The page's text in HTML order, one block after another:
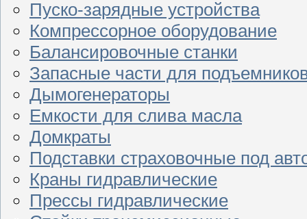
Пуско-зарядные устройства
Компрессорное оборудование
Балансировочные станки
Запасные части для
Дымогенераторы
Емкости для слива масла
Домкраты
Подставки страховочные под
Краны гидравлические
Прессы гидравлические